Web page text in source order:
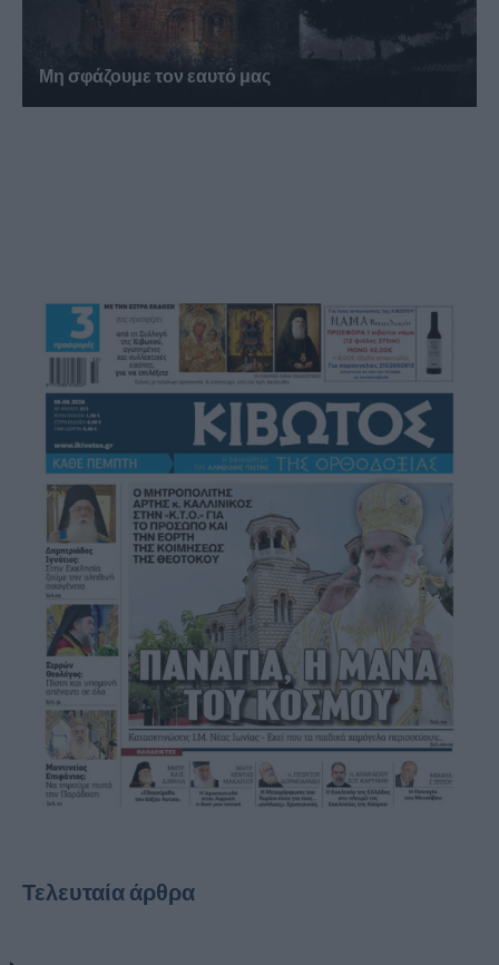
Μη σφάζουμε τον εαυτό μας
Τελευταία άρθρα